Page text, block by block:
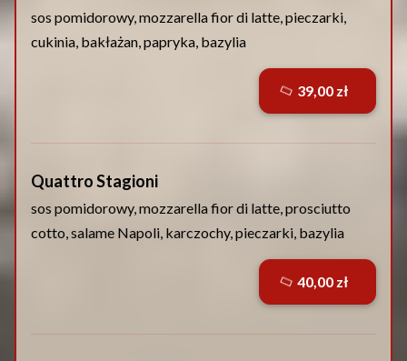
sos pomidorowy, mozzarella fior di latte, pieczarki,
cukinia, bakłażan, papryka, bazylia
Quattro Stagioni
sos pomidorowy, mozzarella fior di latte, prosciutto
cotto, salame Napoli, karczochy, pieczarki, bazylia